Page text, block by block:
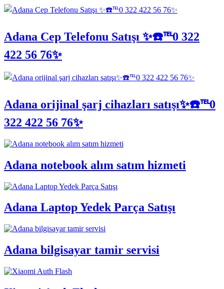
Adana Cep Telefonu Satışı ✨☎️℡0 322
422 56 76✨
Adana orijinal şarj cihazları satışı✨☎️℡0
322 422 56 76✨
Adana notebook alım satım hizmeti
Adana Laptop Yedek Parça Satışı
Adana bilgisayar tamir servisi